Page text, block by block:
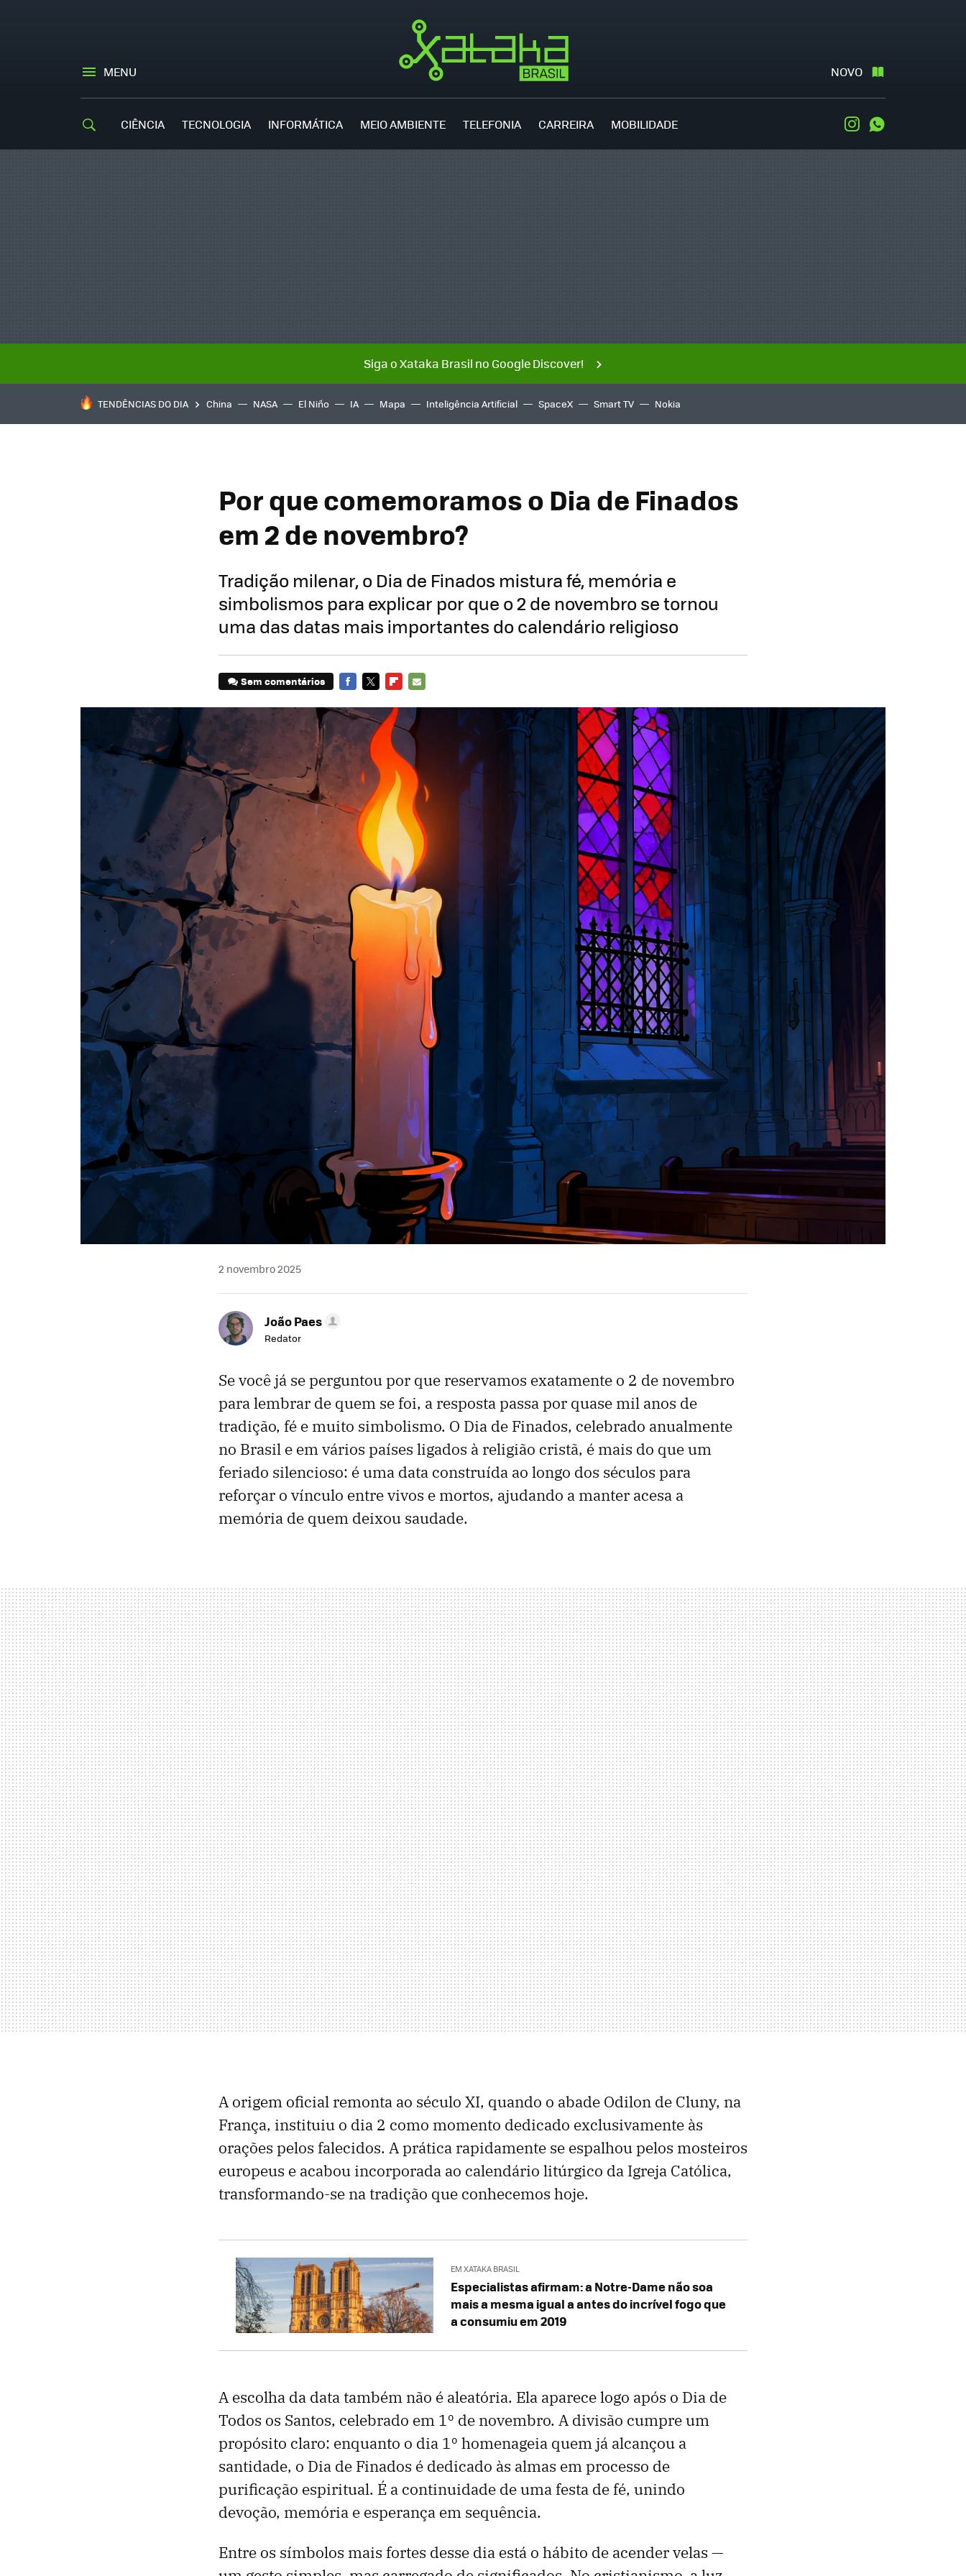
MENU NOVO
CIÊNCIA TECNOLOGIA INFORMÁTICA MEIO AMBIENTE TELEFONIA CARREIRA MOBILIDADE Instagram
Siga o Xataka Brasil no Google Discover!
TENDÊNCIAS DO DIA China NASA El Niño IA Mapa Inteligência Artificial SpaceX Smart TV Nokia
Por que comemoramos o Dia de Finados
em 2 de novembro?
Tradição milenar, o Dia de Finados mistura fé, memória e
simbolismos para explicar por que o 2 de novembro se tornou
uma das datas mais importantes do calendário religioso
Sem comentários
MAIL
2 novembro 2025
João Paes
Redator
Se você já se perguntou por que reservamos exatamente o 2 de novembro
para lembrar de quem se foi, a resposta passa por quase mil anos de
tradição, fé e muito simbolismo. O Dia de Finados, celebrado anualmente
no Brasil e em vários países ligados à religião cristã, é mais do que um
feriado silencioso: é uma data construída ao longo dos séculos para
reforçar o vínculo entre vivos e mortos, ajudando a manter acesa a
memória de quem deixou saudade.
A origem oficial remonta ao século XI, quando o abade Odilon de Cluny, na
França, instituiu o dia 2 como momento dedicado exclusivamente às
orações pelos falecidos. A prática rapidamente se espalhou pelos mosteiros
europeus e acabou incorporada ao calendário litúrgico da Igreja Católica,
transformando-se na tradição que conhecemos hoje.
EM XATAKA BRASIL
Especialistas afirmam: a Notre-Dame não soa
mais a mesma igual a antes do incrível fogo que
a consumiu em 2019
A escolha da data também não é aleatória. Ela aparece logo após o Dia de
Todos os Santos, celebrado em 1º de novembro. A divisão cumpre um
propósito claro: enquanto o dia 1º homenageia quem já alcançou a
santidade, o Dia de Finados é dedicado às almas em processo de
purificação espiritual. É a continuidade de uma festa de fé, unindo
devoção, memória e esperança em sequência.
Entre os símbolos mais fortes desse dia está o hábito de acender velas —